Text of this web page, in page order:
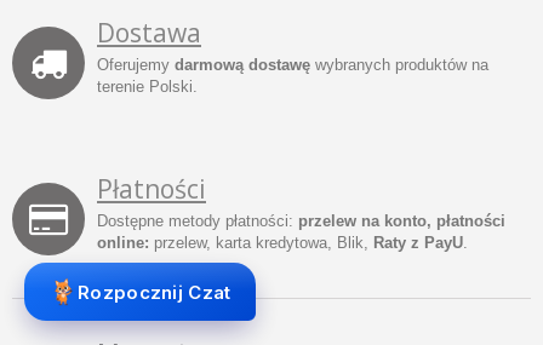
Dostawa
Oferujemy darmową dostawę wybranych produktów na
terenie Polski.
Płatności
Dostępne metody płatności: przelew na konto, płatności
online: przelew, karta kredytowa, Blik, Raty z PayU.
Rozpocznij Czat